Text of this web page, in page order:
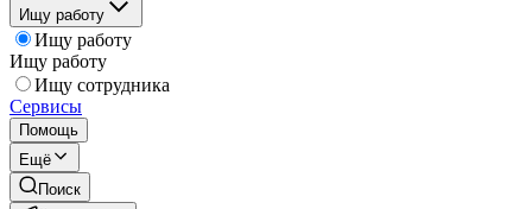
Ищу работу
Ищу работу
Ищу работу
Ищу сотрудника
Сервисы
Помощь
Ещё
Поиск